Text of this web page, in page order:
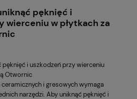
pęknięć i
wierceniu w płytkach za
pęknięć i uszkodzeń przy wierceniu
Otwornic
i gresowych wymaga
narzędzi. Aby uniknąć pęknięć i